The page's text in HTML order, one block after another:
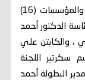
عقدت اللجنة المشرفة على بطولة الشركات والمؤسسات (16)
الدكتور أحمد
، والكابتن علي
سكرتير اللجنة
البطولة أحمد